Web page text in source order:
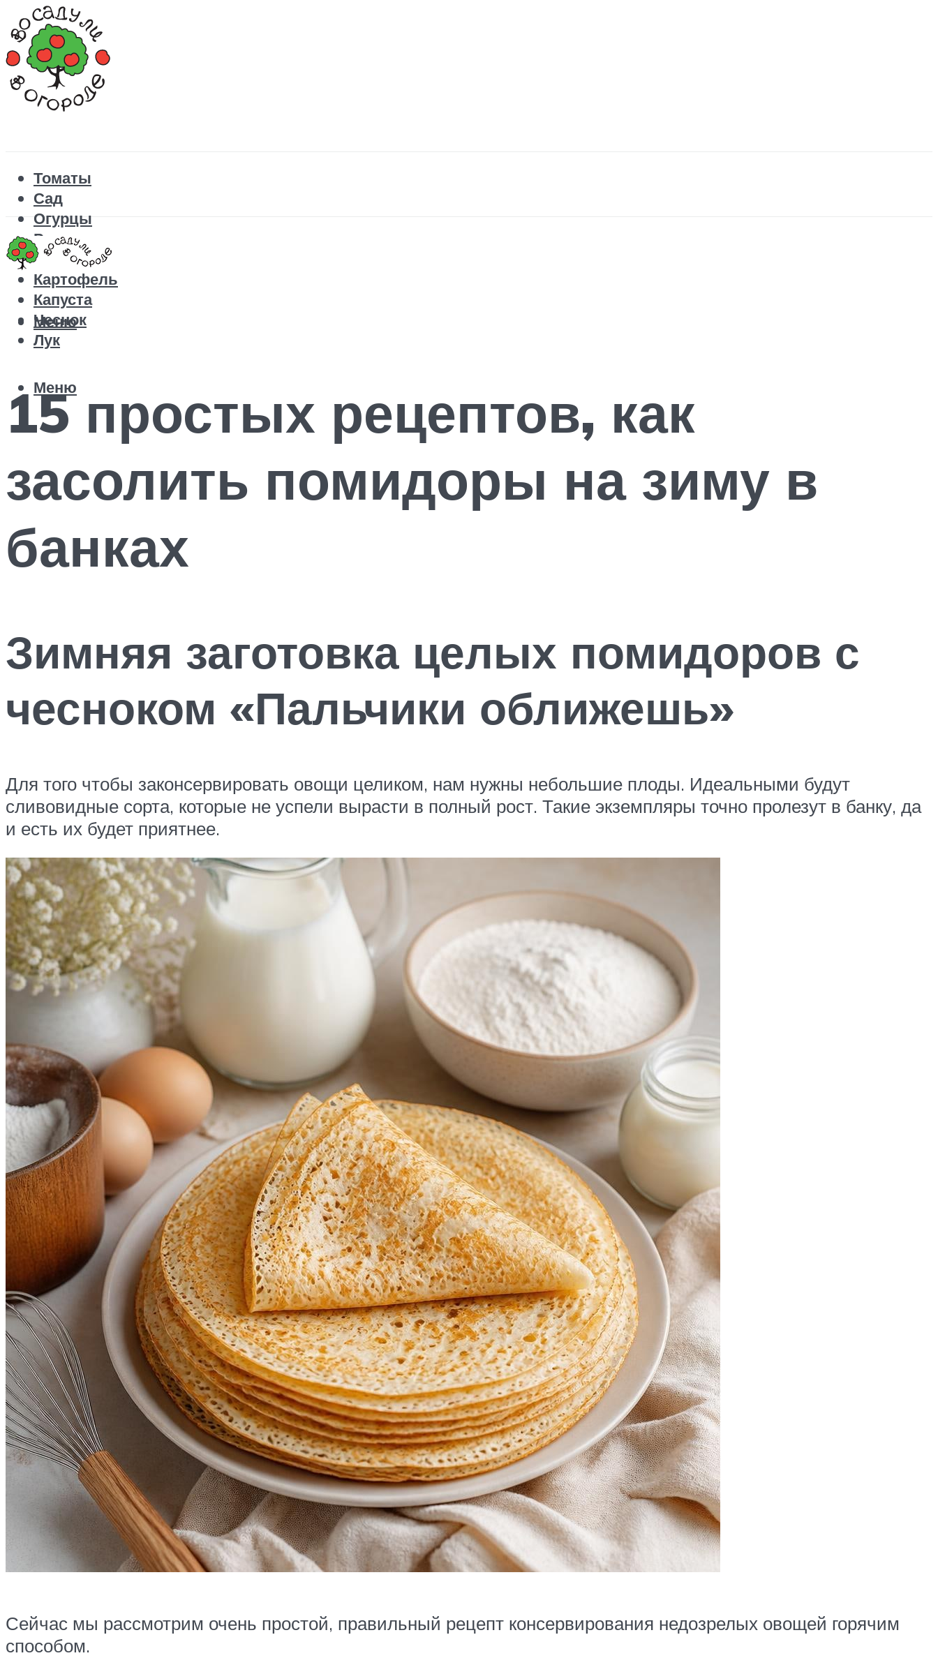
Томаты
Сад
Огурцы
Рецепты
Перец
Картофель
Капуста
Чеснок
Лук
Меню
Меню
15 простых рецептов, как
засолить помидоры на зиму в
банках
Зимняя заготовка целых помидоров с
чесноком «Пальчики оближешь»
Для того чтобы законсервировать овощи целиком, нам нужны небольшие плоды. Идеальными будут
сливовидные сорта, которые не успели вырасти в полный рост. Такие экземпляры точно пролезут в банку, да
и есть их будет приятнее.
Сейчас мы рассмотрим очень простой, правильный рецепт консервирования недозрелых овощей горячим
способом.